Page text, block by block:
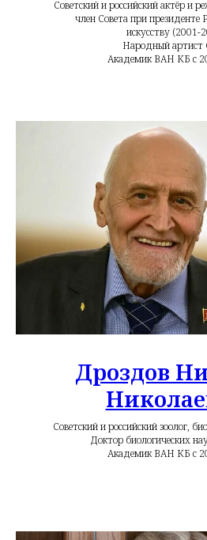
Советский и российский актёр и
член Совета при президенте
искусству (2001-
Народный артист
Академик ВАН КБ с
Дроздов
Советский и российский зоолог,
Доктор биологических
Академик ВАН КБ с